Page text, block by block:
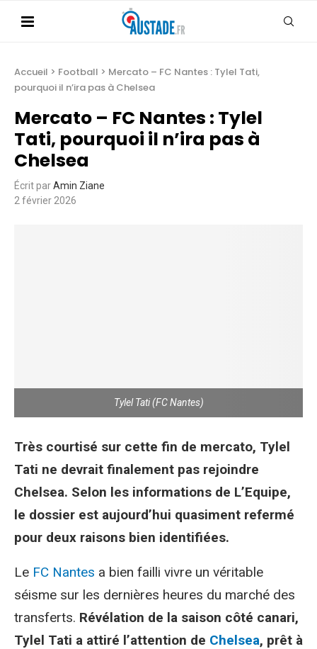
Accueil > Football > Mercato – FC Nantes : Tylel Tati,
pourquoi il n’ira pas à Chelsea
Mercato – FC Nantes : Tylel
Tati, pourquoi il n’ira pas à
Chelsea
Écrit parAmin Ziane
2 février 2026
Tylel Tati (FC Nantes)
Très courtisé sur cette fin de mercato, Tylel
Tati ne devrait finalement pas rejoindre
Chelsea. Selon les informations de L’Equipe,
le dossier est aujourd’hui quasiment refermé
pour deux raisons bien identifiées.
Le FC Nantes a bien failli vivre un véritable
séisme sur les dernières heures du marché des
transferts. Révélation de la saison côté canari,
Tylel Tati a attiré l’attention de Chelsea, prêt à